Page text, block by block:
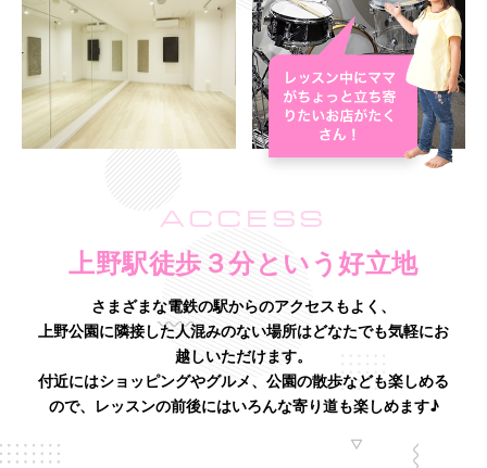
ACCESS
上野駅徒歩３分という好立地
さまざまな電鉄の駅からのアクセスもよく、
上野公園に隣接した人混みのない場所はどなたでも気軽にお
越しいただけます。
付近にはショッピングやグルメ、公園の散歩なども楽しめる
ので、レッスンの前後にはいろんな寄り道も楽しめます♪